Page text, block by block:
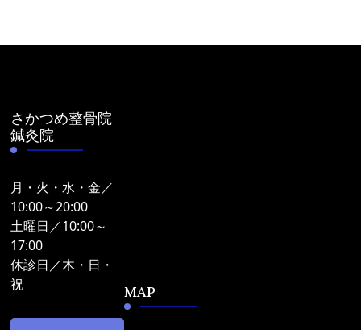
さかつめ整骨院
鍼灸院
月・火・水・金／
10:00～20:00
土曜日／10:00～
17:00
休診日／木・日・
祝
MAP